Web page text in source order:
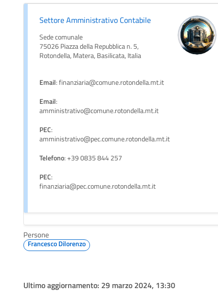
Settore Amministrativo Contabile
Sede comunale
75026 Piazza della Repubblica n. 5,
Rotondella, Matera, Basilicata, Italia
Email: finanziaria@comune.rotondella.mt.it
Email:
amministrativo@comune.rotondella.mt.it
PEC:
amministrativo@pec.comune.rotondella.mt.it
Telefono: +39 0835 844 257
PEC:
finanziaria@pec.comune.rotondella.mt.it
Persone
Francesco Dilorenzo
Ultimo aggiornamento: 29 marzo 2024, 13:30